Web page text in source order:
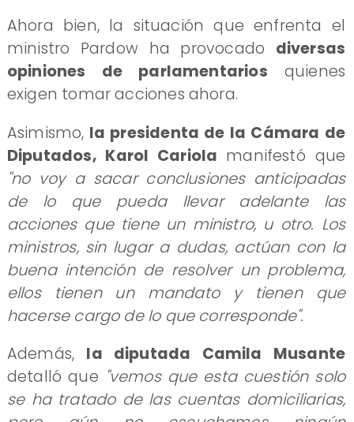
Ahora bien, la situación que enfrenta el
ministro Pardow ha provocado diversas
opiniones de parlamentarios quienes
exigen tomar acciones ahora.
Asimismo, la presidenta de la Cámara de
Diputados, Karol Cariola manifestó que
"no voy a sacar conclusiones anticipadas
de lo que pueda llevar adelante las
acciones que tiene un ministro, u otro. Los
ministros, sin lugar a dudas, actúan con la
buena intención de resolver un problema,
ellos tienen un mandato y tienen que
hacerse cargo de lo que corresponde".
Además, la diputada Camila Musante
detalló que "vemos que esta cuestión solo
se ha tratado de las cuentas domiciliarias,